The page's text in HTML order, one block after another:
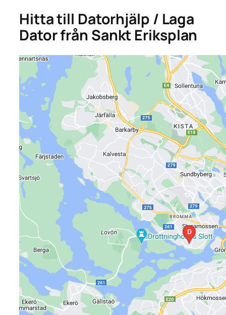
Hitta till Datorhjälp / Laga
Dator från Sankt Eriksplan